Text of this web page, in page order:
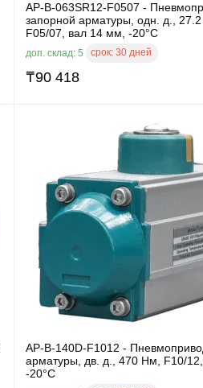
AP-B-063SR12-F0507 -
запорной арматуры, одн. д., 27.2
F05/07, вал 14 мм, -20°C
доп. склад: 5 срок: 30 дней
₸90 418
AP-B-140D-F1012 -
арматуры, дв. д., 470 Нм, F10/
-20°C